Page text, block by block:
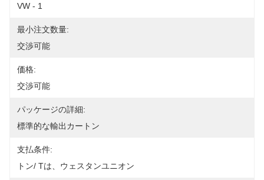
VW - 1
最小注文数量:
交渉可能
価格:
交渉可能
パッケージの詳細:
標準的な輸出カートン
支払条件:
トン/ Tは、ウェスタンユニオン